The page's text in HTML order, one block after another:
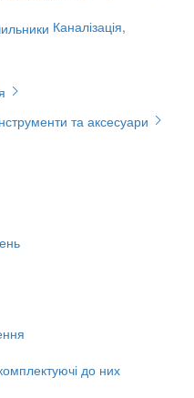
Каналізація,
та аксесуари
до них